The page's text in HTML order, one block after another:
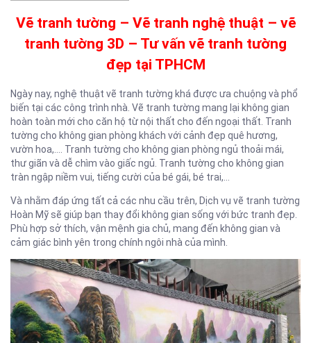
Vẽ tranh tường – Vẽ tranh nghệ thuật – vẽ
tranh tường 3D – Tư vấn vẽ tranh tường
đẹp tại TPHCM
Ngày nay, nghệ thuật vẽ tranh tường khá được ưa chuộng và phổ
biến tại các công trình nhà. Vẽ tranh tường mang lại không gian
hoàn toàn mới cho căn hộ từ nội thất cho đến ngoại thất. Tranh
tường cho không gian phòng khách với cảnh đẹp quê hương,
vườn hoa,…. Tranh tường cho không gian phòng ngủ thoải mái,
thư giãn và dễ chìm vào giấc ngủ. Tranh tường cho không gian
tràn ngập niềm vui, tiếng cười của bé gái, bé trai,…
Và nhằm đáp ứng tất cả các nhu cầu trên, Dịch vụ vẽ tranh tường
Hoàn Mỹ sẽ giúp bạn thay đổi không gian sống với bức tranh đẹp.
Phù hợp sở thích, vận mệnh gia chủ, mang đến không gian và
cảm giác bình yên trong chính ngôi nhà của mình.